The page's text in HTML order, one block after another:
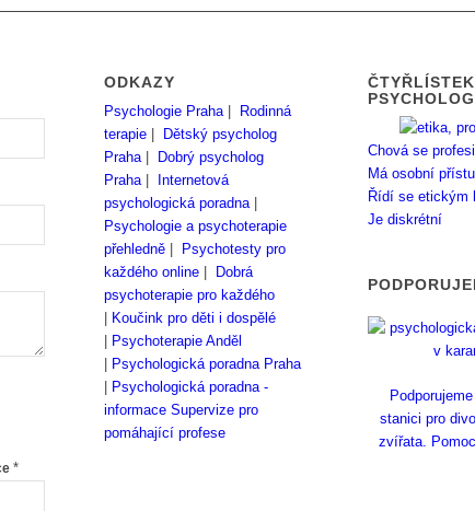
*
ODKAZY
Psychologie Praha|
Rodinná
terapie
Dětský psycholog
Praha|
Dobrý psycholog
Praha|
Internetová
psychologická poradna|
Psychologie a psychoterapie
přehledně
Psychotesty pro
každého online
Dobrá
psychoterapie pro každého
Koučink pro děti i dospělé
Psychoterapie Anděl
Psychologická poradna Praha
Psychologická poradna -
informace Supervize pro
pomáhající profese
Chová se
Má osobní
Řídí se etickým
Je diskrétní
stanici pro
zvířata.